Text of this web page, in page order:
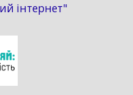
інтернет"